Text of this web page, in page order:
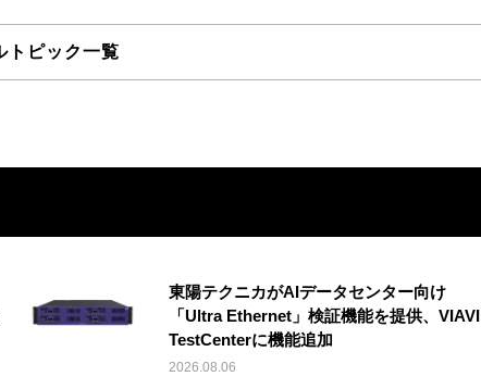
トピック一覧
東陽テクニカがAIデータセンター向け
「Ultra Ethernet」検証機能を提供、VIAVI
TestCenterに機能追加
2026.08.06